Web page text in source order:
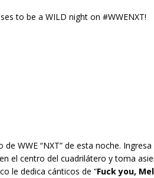
to be a WILD night on #WWENXT!
WWE “NXT” de esta noche.
el centro del cuadrilátero y toma
le dedica cánticos de “Fuck you,